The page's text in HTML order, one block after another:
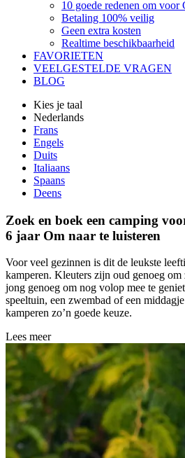
10 goede redenen om
Betaling 100% veilig
Geen extra kosten
Realtime beschikbaarheid
FAVORIETEN
VEELGESTELDE VRAGEN
BLOG
Kies je taal
Nederlands
Frans
Engels
Duits
Italiaans
Spaans
Deens
Zoek en boek een camping
6 jaar Om naar te luisteren
Voor veel gezinnen is dit de leukste
kamperen. Kleuters zijn oud genoeg om
jong genoeg om nog volop mee te
speeltuin, een zwembad of een
kamperen zo’n goede keuze.
Lees meer